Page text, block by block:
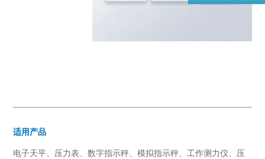
适用产品
电子天平、压力表、数字指示秤、模拟指示秤、工作测力仪、压